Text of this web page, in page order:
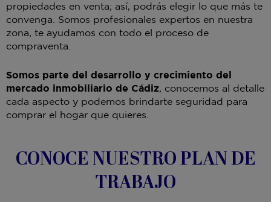
propiedades en venta; así, podrás elegir lo que más te
convenga. Somos profesionales expertos en nuestra
zona, te ayudamos con todo el proceso de
compraventa.
Somos parte del desarrollo y crecimiento del
mercado inmobiliario de Cádiz, conocemos al detalle
cada aspecto y podemos brindarte seguridad para
comprar el hogar que quieres.
CONOCE NUESTRO PLAN DE
TRABAJO